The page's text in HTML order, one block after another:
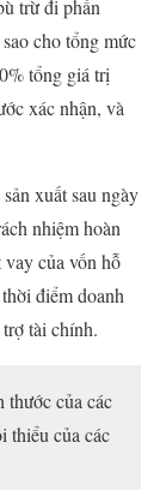
trừ đi phần
cho tổng mức
tổng giá trị
xác nhận, và
xuất sau ngày
nhiệm hoàn
vay của vốn hỗ
điểm doanh
tài chính.
của các
thiểu của các